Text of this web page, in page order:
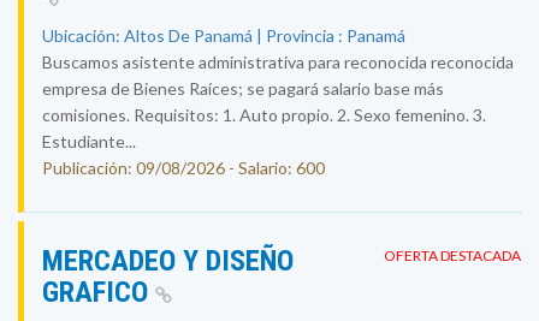
Ubicación: Altos De Panamá | Provincia : Panamá
Buscamos asistente administrativa para reconocida reconocida
empresa de Bienes Raíces; se pagará salario base más
comisiones. Requisitos: 1. Auto propio. 2. Sexo femenino. 3.
Estudiante...
Publicación: 09/08/2026 - Salario: 600
OFERTA DESTACADA
MERCADEO Y DISEÑO
GRAFICO